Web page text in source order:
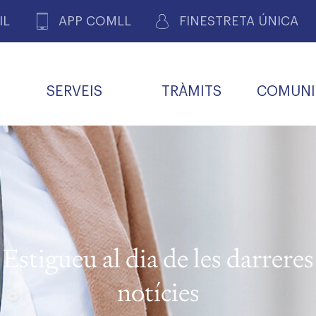
APP COMLL FINESTRETA ÚNICA
DE PACIENTS DE LLEIDA
SERVEIS TRÀMITS
DE GOVERN COMISSIÓ DEONTOLÒGICA
INFORMÀTICA I NOVES
TECNOLOGIES
DE FEINA
ALERTES
FARMACÈUTIQUES
R
CARNET METGE
COL·LEGIAT
Estigueu al dia de les darreres
notícies